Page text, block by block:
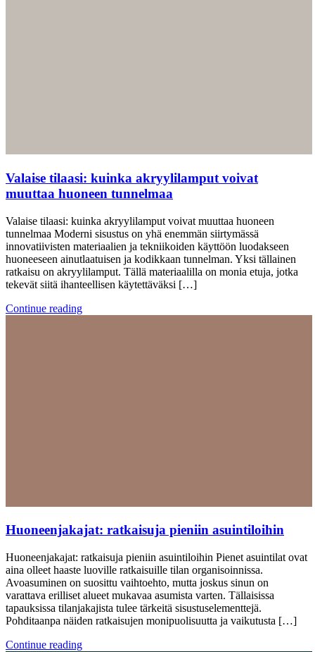
Valaise tilaasi: kuinka akryylilamput voivat
muuttaa huoneen tunnelmaa
Valaise tilaasi: kuinka akryylilamput voivat muuttaa huoneen
tunnelmaa Moderni sisustus on yhä enemmän siirtymässä
innovatiivisten materiaalien ja tekniikoiden käyttöön luodakseen
huoneeseen ainutlaatuisen ja kodikkaan tunnelman. Yksi tällainen
ratkaisu on akryylilamput. Tällä materiaalilla on monia etuja, jotka
tekevät siitä ihanteellisen käytettäväksi […]
Continue reading
Huoneenjakajat: ratkaisuja pieniin asuintiloihin
Huoneenjakajat: ratkaisuja pieniin asuintiloihin Pienet asuintilat ovat
aina olleet haaste luoville ratkaisuille tilan organisoinnissa.
Avoasuminen on suosittu vaihtoehto, mutta joskus sinun on
varattava erilliset alueet mukavaa asumista varten. Tällaisissa
tapauksissa tilanjakajista tulee tärkeitä sisustuselementtejä.
Pohditaanpa näiden ratkaisujen monipuolisuutta ja vaikutusta […]
Continue reading